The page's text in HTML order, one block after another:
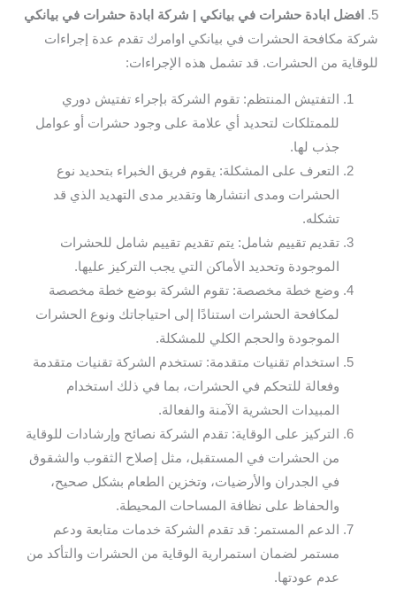
5.
افضل ابادة حشرات في بيانكي | شركة ابادة حشرات في بيانكي
شركة مكافحة الحشرات في بيانكي اوامرك تقدم عدة إجراءات
للوقاية من الحشرات. قد تشمل هذه الإجراءات:
التفتيش المنتظم: تقوم الشركة بإجراء تفتيش دوري
للممتلكات لتحديد أي علامة على وجود حشرات أو عوامل
جذب لها.
التعرف على المشكلة: يقوم فريق الخبراء بتحديد نوع
الحشرات ومدى انتشارها وتقدير مدى التهديد الذي قد
تشكله.
تقديم تقييم شامل: يتم تقديم تقييم شامل للحشرات
الموجودة وتحديد الأماكن التي يجب التركيز عليها.
وضع خطة مخصصة: تقوم الشركة بوضع خطة مخصصة
لمكافحة الحشرات استنادًا إلى احتياجاتك ونوع الحشرات
الموجودة والحجم الكلي للمشكلة.
استخدام تقنيات متقدمة: تستخدم الشركة تقنيات متقدمة
وفعالة للتحكم في الحشرات، بما في ذلك استخدام
المبيدات الحشرية الآمنة والفعالة.
التركيز على الوقاية: تقدم الشركة نصائح وإرشادات للوقاية
من الحشرات في المستقبل، مثل إصلاح الثقوب والشقوق
في الجدران والأرضيات، وتخزين الطعام بشكل صحيح،
والحفاظ على نظافة المساحات المحيطة.
الدعم المستمر: قد تقدم الشركة خدمات متابعة ودعم
مستمر لضمان استمرارية الوقاية من الحشرات والتأكد من
عدم عودتها.